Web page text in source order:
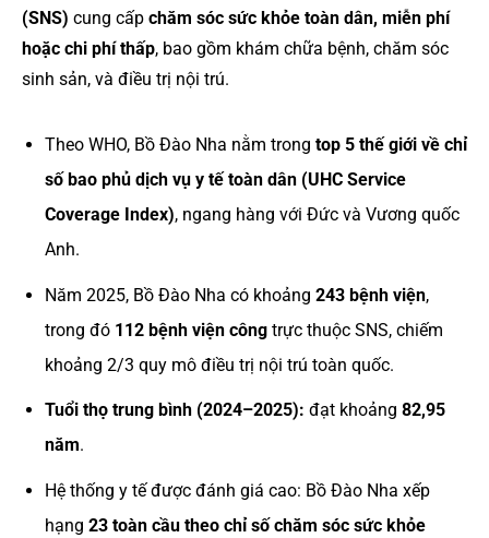
(SNS) cung cấp chăm sóc sức khỏe toàn dân, miễn phí
hoặc chi phí thấp, bao gồm khám chữa bệnh, chăm sóc
sinh sản, và điều trị nội trú.
Theo WHO, Bồ Đào Nha nằm trong top 5 thế giới về chỉ
số bao phủ dịch vụ y tế toàn dân (UHC Service
Coverage Index), ngang hàng với Đức và Vương quốc
Anh.
Năm 2025, Bồ Đào Nha có khoảng 243 bệnh viện,
trong đó 112 bệnh viện côngtrực thuộc SNS, chiếm
khoảng 2/3 quy mô điều trị nội trú toàn quốc.
Tuổi thọ trung bình (2024–2025): đạt khoảng 82,95
năm.
Hệ thống y tế được đánh giá cao: Bồ Đào Nha xếp
hạng 23 toàn cầu theo chỉ số chăm sóc sức khỏe